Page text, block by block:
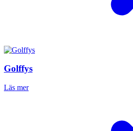
Golffys
Läs mer